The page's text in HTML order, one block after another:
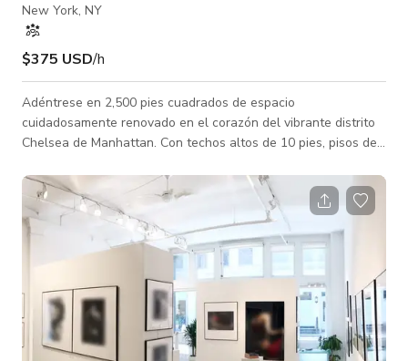
New York, NY
$375 USD/h
Adéntrese en 2,500 pies cuadrados de espacio
cuidadosamente renovado en el corazón del vibrante distrito
Chelsea de Manhattan. Con techos altos de 10 pies, pisos de
sobredimensionadas, paredes de ladrillo y blancas, nuestro
loft ofrece el fondo neoyorquino por excelencia para su
próximo evento. El espacio está completamente equipado con
una cocina moderna, HVAC, sistema AV, colección de arte
curada, muebles flexibles y iluminación de gal